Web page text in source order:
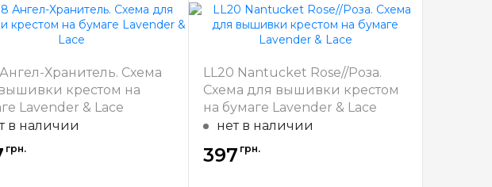
США
частичная
Страна-
производитель
США
Зашивка
частичная
Ангел-Хранитель. Схема
крестом на
Lavender & Lace
в наличии
грн.
LL20 Nantucket Rose//Роза.
Схема для вышивки крестом
на бумаге Lavender & Lace
нет в наличии
397 грн.